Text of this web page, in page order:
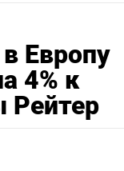
Европу
4% к
Рейтер